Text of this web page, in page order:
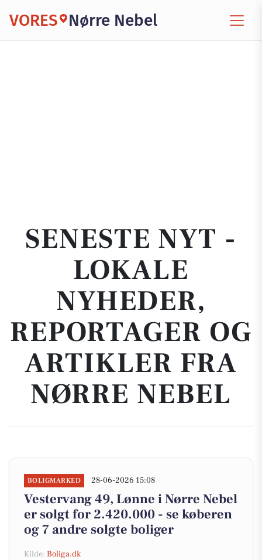
VORES Nørre Nebel
SENESTE NYT -
LOKALE
NYHEDER,
REPORTAGER OG
ARTIKLER FRA
NØRRE NEBEL
BOLIGMARKED 28-06-2026 15:08
Vestervang 49, Lønne i Nørre Nebel
er solgt for 2.420.000 - se køberen
og 7 andre solgte boliger
Kilde: Boliga.dk